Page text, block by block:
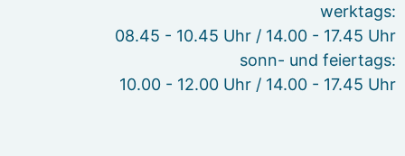
werktags:
08.45 - 10.45 Uhr / 14.00 - 17.45 Uhr
sonn- und feiertags:
10.00 - 12.00 Uhr / 14.00 - 17.45 Uhr